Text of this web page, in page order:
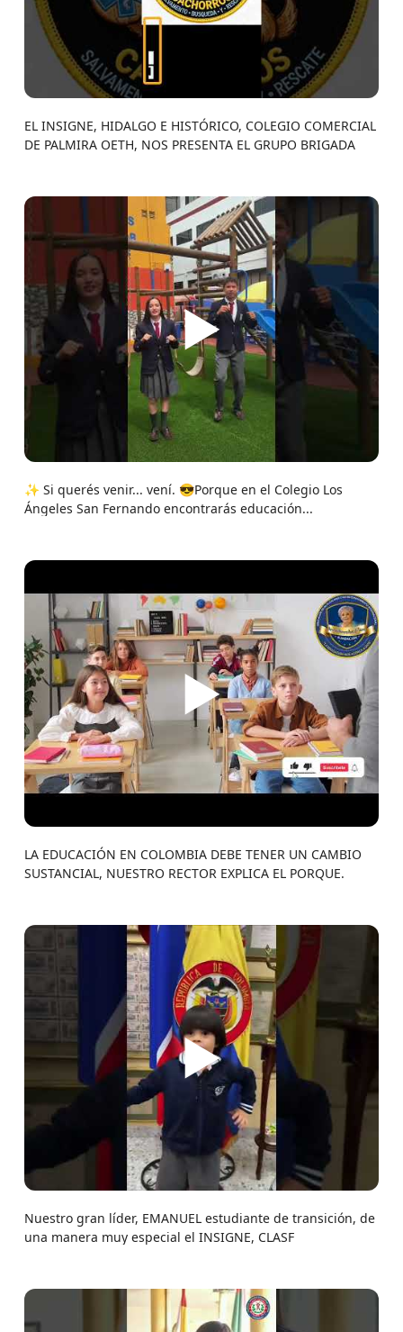
EL INSIGNE, HIDALGO E HISTÓRICO, COLEGIO COMERCIAL
DE PALMIRA OETH, NOS PRESENTA EL GRUPO BRIGADA
▶
✨ Si querés venir... vení. 😎Porque en el Colegio Los
Ángeles San Fernando encontrarás educación...
▶
LA EDUCACIÓN EN COLOMBIA DEBE TENER UN CAMBIO
SUSTANCIAL, NUESTRO RECTOR EXPLICA EL PORQUE.
▶
Nuestro gran líder, EMANUEL estudiante de transición, de
una manera muy especial el INSIGNE, CLASF